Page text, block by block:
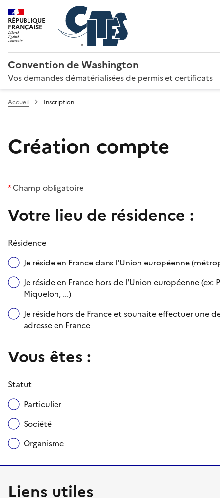
RÉPUBLIQUE
FRANÇAISE
Convention de Washington
Vos demandes dématérialisées de permis et certificats
Accueil Inscription
Création compte
*Champ obligatoire
Votre lieu de résidence :
Résidence
Je réside en France dans l'Union européenne
Je réside en France hors de l'Union européenne
Miquelon, ...)
Je réside hors de France et souhaite effectuer une
adresse en France
Vous êtes :
Statut
Particulier
Société
Organisme
Liens utiles